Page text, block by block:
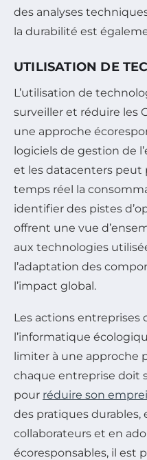
des analyses
la durabilité est
UTILISATION DE
L’utilisation de
surveiller et réduire les
une approche
logiciels de gestion de
et les datacenters peut
temps réel la
identifier des pistes
offrent une vue
aux technologies
l’adaptation des
l’impact global.
Les actions entreprises
l’informatique
limiter à une approche
chaque entreprise doit
pour réduire son
des pratiques durables,
collaborateurs et en
écoresponsables, il est